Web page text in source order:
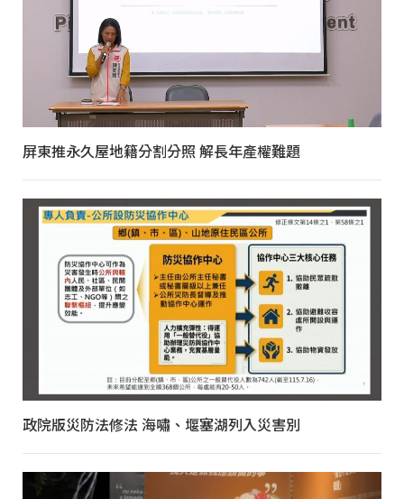
屏東推永久屋地籍分割分照 解長年產權難題
政院版災防法修法 海嘯、堰塞湖列入災害別